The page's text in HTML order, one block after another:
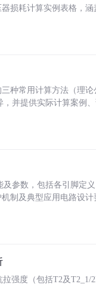
损耗计算实例表格，
种常用计算方法（理
，并提供实际计算案例
及参数，包括各引脚定
制及典型应用电路设
强度（包括T2及